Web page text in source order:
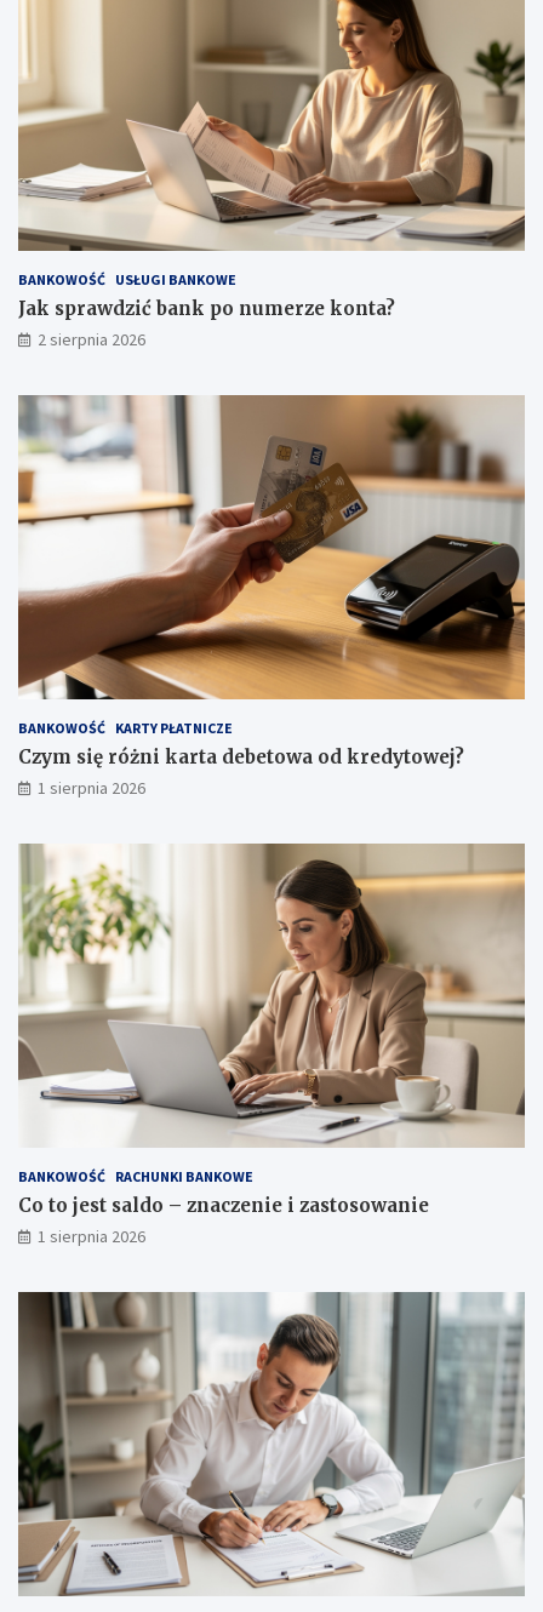
BANKOWOŚĆ USŁUGI BANKOWE
Jak sprawdzić bank po numerze konta?
2 sierpnia 2026
BANKOWOŚĆ KARTY PŁATNICZE
Czym się różni karta debetowa od kredytowej?
1 sierpnia 2026
BANKOWOŚĆ RACHUNKI BANKOWE
Co to jest saldo – znaczenie i zastosowanie
1 sierpnia 2026